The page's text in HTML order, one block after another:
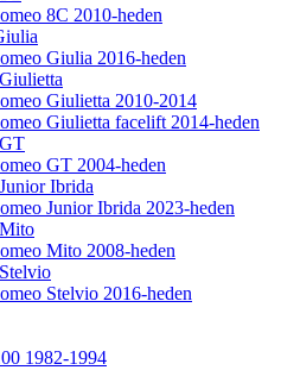
8C 2010-heden
Giulia 2016-heden
Giulietta 2010-2014
Giulietta facelift 2014-heden
GT 2004-heden
Ibrida
Junior Ibrida 2023-heden
Mito 2008-heden
Stelvio 2016-heden
1982-1994